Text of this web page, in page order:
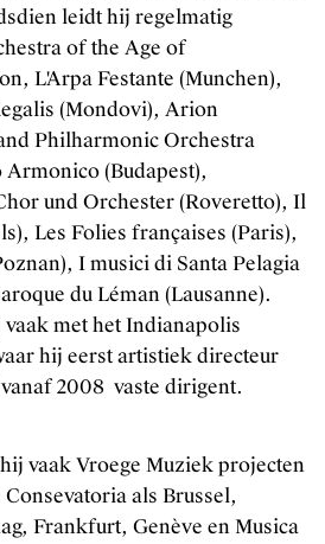
leidt hij regelmatig
of the Age of
L'Arpa Festante (Munchen),
(Mondovi), Arion
Philharmonic Orchestra
(Budapest),
und Orchester (Roveretto), Il
Les Folies françaises (Paris),
I musici di Santa Pelagia
du Léman (Lausanne).
met het Indianapolis
hij eerst artistiek directeur
2008 vaste dirigent.
vaak Vroege Muziek projecten
als Brussel,
Frankfurt, Genève en Musica